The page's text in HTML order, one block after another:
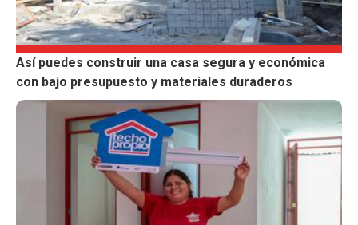
Así puedes construir una casa segura y económica
con bajo presupuesto y materiales duraderos